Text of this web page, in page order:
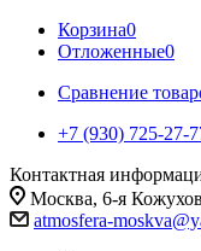
Корзина0
Отложенные0
Сравнение
+7 (930) 725-27-
Контактная
Москва, 6-я
atmosfera-